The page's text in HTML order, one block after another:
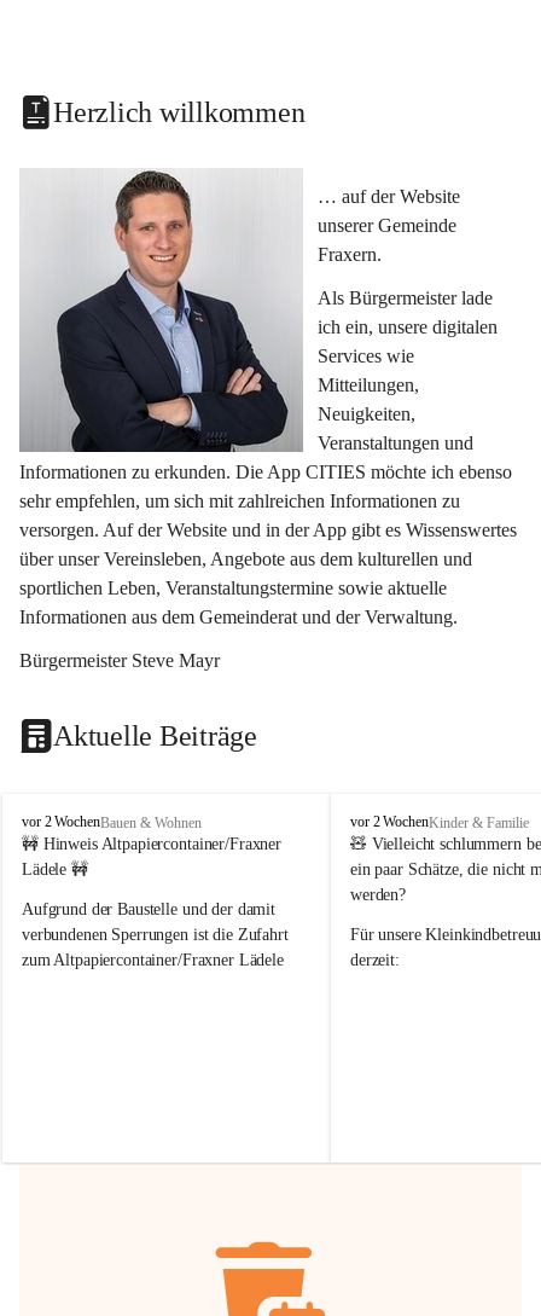
Herzlich willkommen
… auf der Website
unserer Gemeinde
Fraxern.
Als Bürgermeister lade
ich ein, unsere digitalen
Services wie
Mitteilungen,
Neuigkeiten,
Veranstaltungen und
Informationen zu erkunden. Die App CITIES möchte ich ebenso
sehr empfehlen, um sich mit zahlreichen Informationen zu
versorgen. Auf der Website und in der App gibt es Wissenswertes
über unser Vereinsleben, Angebote aus dem kulturellen und
sportlichen Leben, Veranstaltungstermine sowie aktuelle
Informationen aus dem Gemeinderat und der Verwaltung.
Bürgermeister Steve Mayr
Aktuelle Beiträge
F
r
a
e
r
n
vor 2 WochenBauen & Wohnen
🚧 Hinweis Altpapiercontainer/Fraxner
Lädele 🚧
Aufgrund der Baustelle und der damit
verbundenen Sperrungen ist die Zufahrt
zum Altpapiercontainer/Fraxner Lädele
Hilfsbereitschaft!
F
r
a
x
r
n
vor 2 WochenKinder & Familie
🧸 Vielleicht schlummern
ein paar Schätze, die nicht
werden?
Für unsere
derzeit: